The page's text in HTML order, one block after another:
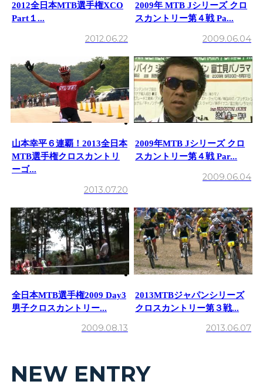
2012全日本MTB選手権XCO
Part１...
2012.06.22
2009年 MTB Jシリーズ クロ
スカントリー第４戦 Pa...
2009.06.04
山本幸平６連覇！2013全日本
MTB選手権クロスカントリ
ーゴ...
2013.07.20
2009年MTB Jシリーズ クロ
スカントリー第４戦 Par...
2009.06.04
全日本MTB選手権2009 Day3
男子クロスカントリー...
2009.08.13
2013MTBジャパンシリーズ
クロスカントリー第３戦...
2013.06.07
NEW ENTRY